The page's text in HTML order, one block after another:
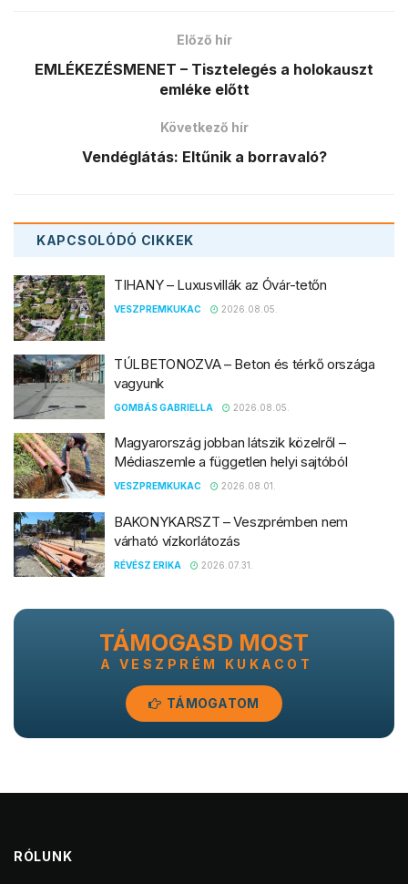
Előző hír
EMLÉKEZÉSMENET – Tisztelegés a holokauszt
emléke előtt
Következő hír
Vendéglátás: Eltűnik a borravaló?
KAPCSOLÓDÓ CIKKEK
TIHANY – Luxusvillák az Óvár-tetőn
VESZPREMKUKAC 2026.08.05.
TÚLBETONOZVA – Beton és térkő országa
vagyunk
GOMBÁS GABRIELLA 2026.08.05.
Magyarország jobban látszik közelről –
Médiaszemle a független helyi sajtóból
VESZPREMKUKAC 2026.08.01.
BAKONYKARSZT – Veszprémben nem
várható vízkorlátozás
RÉVÉSZ ERIKA 2026.07.31.
TÁMOGASD MOST
A VESZPRÉM KUKACOT
TÁMOGATOM
RÓLUNK